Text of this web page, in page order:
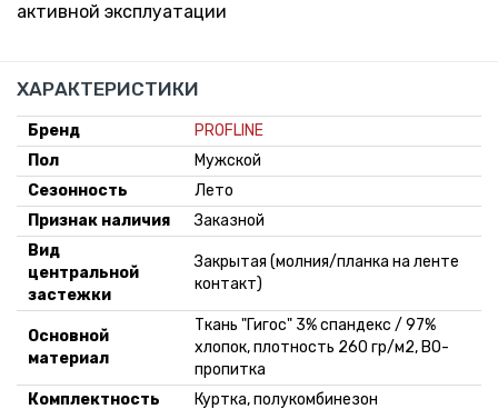
активной эксплуатации
ХАРАКТЕРИСТИКИ
Бренд
PROFLINE
Пол
Мужской
Сезонность
Лето
Признак наличия
Заказной
Вид
центральной
застежки
Закрытая (молния/планка на ленте
контакт)
Основной
материал
Ткань "Гигос" 3% спандекс / 97%
хлопок, плотность 260 гр/м2, ВО-
пропитка
Комплектность
Куртка, полукомбинезон